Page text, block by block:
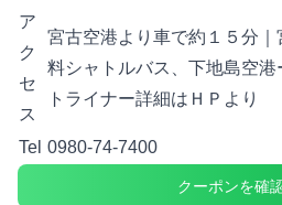
ア
ク
セ
ス
宮古空港より車で約１５分
料シャトルバス、下地島空
トライナー詳細はＨＰより
Tel 0980-74-7400
クーポンを確